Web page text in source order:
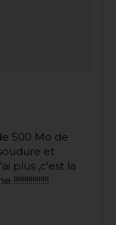
500 Mo de
et
plus ,c'est la